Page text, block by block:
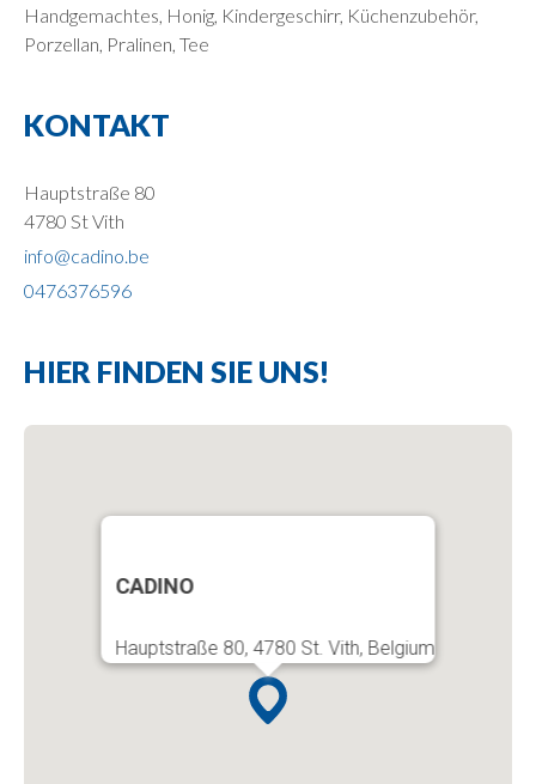
Handgemachtes, Honig, Kindergeschirr, Küchenzubehör,
Porzellan, Pralinen, Tee
KONTAKT
Hauptstraße 80
4780 St Vith
info@cadino.be
0476376596
HIER FINDEN SIE UNS!
CADINO
Hauptstraße 80, 4780 St. Vith, Belgium